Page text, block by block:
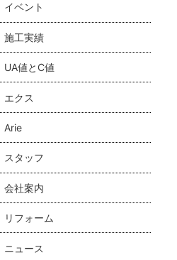
イベント
施工実績
UA値とC値
エクス
Arie
スタッフ
会社案内
リフォーム
ニュース